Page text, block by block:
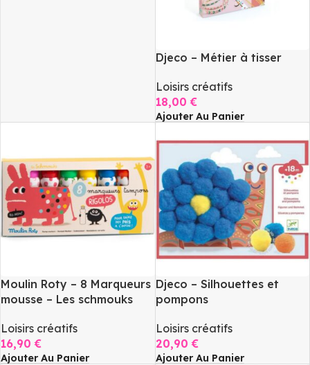
Djeco – Métier à tisser
Loisirs créatifs
18,00€
Ajouter Au Panier
Moulin Roty – 8 Marqueurs
mousse – Les schmouks
Loisirs créatifs
16,90€
Ajouter Au Panier
Djeco – Silhouettes et
pompons
Loisirs créatifs
20,90€
Ajouter Au Panier